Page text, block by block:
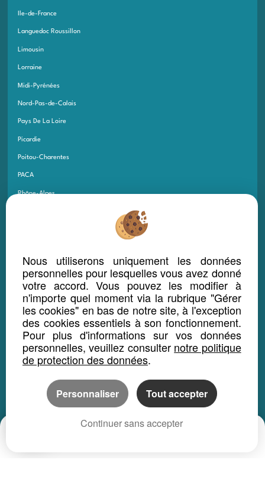
Ile-de-France
Languedoc Roussillon
Limousin
Lorraine
Midi-Pyrénées
Nord-Pas-de-Calais
Pays De La Loire
Picardie
Poitou-Charentes
PACA
Rhône-Alpes
Guyane
La Réunion
Saint-Pierre-et-Miquelon
Mayotte
Saint Martin
Saint-Barthélémy
Wallis-et-Futuna
Polynésie Française
Nous utiliserons uniquement les données
personnelles pour lesquelles vous avez donné
votre accord. Vous pouvez les modifier à
n'importe quel moment via la rubrique "Gérer
les cookies" en bas de notre site, à l'exception
des cookies essentiels à son fonctionnement.
Pour plus d'informations sur vos données
personnelles, veuillez consulter notre politique
de protection des données.
Personnaliser Tout accepter
Continuer sans accepter